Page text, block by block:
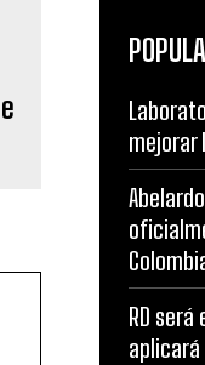
mejorar
RD